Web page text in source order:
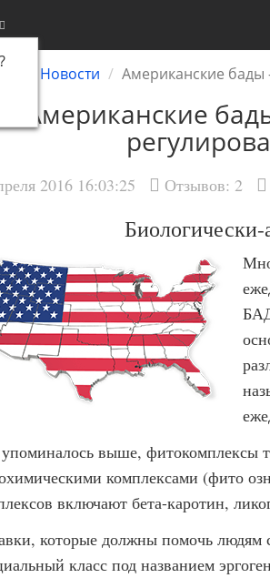
Новости Американские бады
Американские
2016 16:03:25 Отзывов: 2
выше, фитокомплексы
комплексами (фито
включают бета-каротин,
которые должны помочь людям
класс под названием